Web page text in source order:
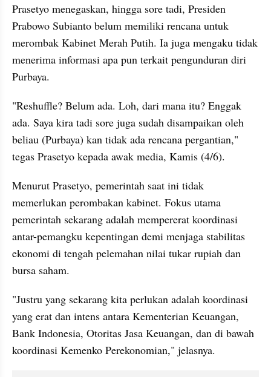
Prasetyo menegaskan, hingga sore tadi, Presiden
Prabowo Subianto belum memiliki rencana untuk
merombak Kabinet Merah Putih. Ia juga mengaku tidak
menerima informasi apa pun terkait pengunduran diri
Purbaya.
"Reshuffle? Belum ada. Loh, dari mana itu? Enggak
ada. Saya kira tadi sore juga sudah disampaikan oleh
beliau (Purbaya) kan tidak ada rencana pergantian,"
tegas Prasetyo kepada awak media, Kamis (4/6).
Menurut Prasetyo, pemerintah saat ini tidak
memerlukan perombakan kabinet. Fokus utama
pemerintah sekarang adalah mempererat koordinasi
antar-pemangku kepentingan demi menjaga stabilitas
ekonomi di tengah pelemahan nilai tukar rupiah dan
bursa saham.
"Justru yang sekarang kita perlukan adalah koordinasi
yang erat dan intens antara Kementerian Keuangan,
Bank Indonesia, Otoritas Jasa Keuangan, dan di bawah
koordinasi Kemenko Perekonomian," jelasnya.